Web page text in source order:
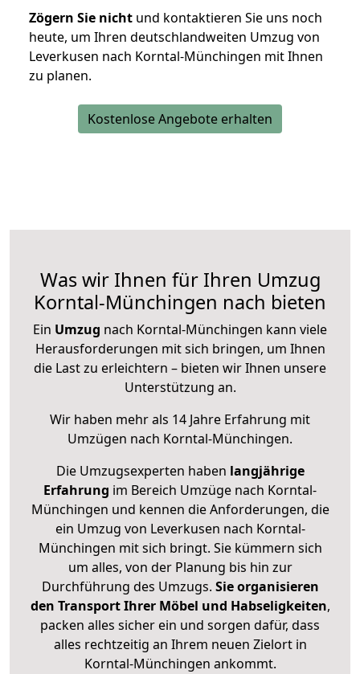
Zögern Sie nicht und kontaktieren Sie uns noch
heute, um Ihren deutschlandweiten Umzug von
Leverkusen nach Korntal-Münchingen mit Ihnen
zu planen.
Kostenlose Angebote erhalten
Was wir Ihnen für Ihren Umzug
Korntal-Münchingen nach bieten
Ein Umzug nach Korntal-Münchingen kann viele
Herausforderungen mit sich bringen, um Ihnen
die Last zu erleichtern – bieten wir Ihnen unsere
Unterstützung an.
Wir haben mehr als 14 Jahre Erfahrung mit
Umzügen nach Korntal-Münchingen.
Die Umzugsexperten haben langjährige
Erfahrung im Bereich Umzüge nach Korntal-
Münchingen und kennen die Anforderungen, die
ein Umzug von Leverkusen nach Korntal-
Münchingen mit sich bringt. Sie kümmern sich
um alles, von der Planung bis hin zur
Durchführung des Umzugs. Sie organisieren
den Transport Ihrer Möbel und Habseligkeiten,
packen alles sicher ein und sorgen dafür, dass
alles rechtzeitig an Ihrem neuen Zielort in
Korntal-Münchingen ankommt.